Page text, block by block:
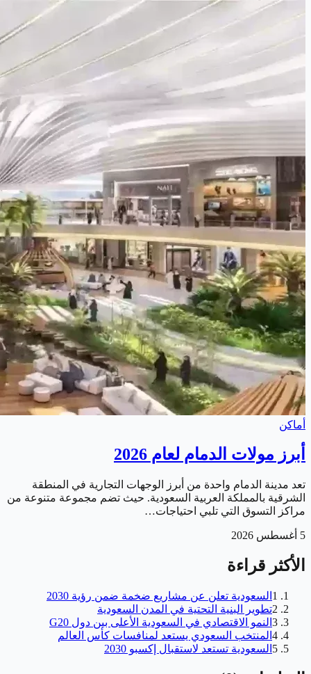
أماكن
أبرز مولات الدمام لعام 2026
تعد مدينة الدمام واحدة من أبرز الوجهات التجارية في المنطقة
الشرقية بالمملكة العربية السعودية. حيث تضم مجموعة متنوعة من
مراكز التسوق التي تلبي احتياجات…
5 أغسطس 2026
الأكثر قراءة
1 السعودية تعلن عن مشاريع ضخمة ضمن رؤية 2030
2تطوير البنية التحتية في المدن السعودية
3 النمو الاقتصادي في السعودية الأعلى بين دول G20
4 المنتخب السعودي يستعد لمنافسات كأس العالم
5 السعودية تستعد لاستقبال إكسبو 2030